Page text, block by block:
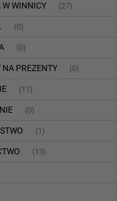
W WINNICY (27)
(0)
(0)
NA PREZENTY (0)
(11)
(0)
(1)
(13)